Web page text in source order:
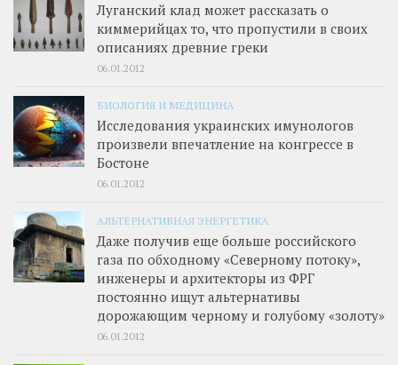
Луганский клад может рассказать о
киммерийцах то, что пропустили в своих
описаниях древние греки
06.01.2012
БИОЛОГИЯ И МЕДИЦИНА
Исследования украинских имунологов
произвели впечатление на конгрессе в
Бостоне
06.01.2012
АЛЬТЕРНАТИВНАЯ ЭНЕРГЕТИКА
Даже получив еще больше российского
газа по обходному «Северному потоку»,
инженеры и архитекторы из ФРГ
постоянно ищут альтернативы
дорожающим черному и голубому «золоту»
06.01.2012